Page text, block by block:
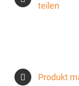
teilen
Produkt